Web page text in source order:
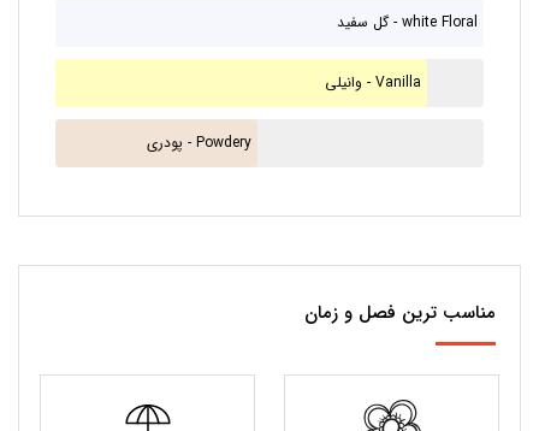
گل سفید - white Floral
وانیلی - Vanilla
پودری - Powdery
مناسب ترین فصل و زمان